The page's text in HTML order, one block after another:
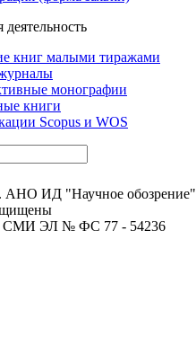
деятельность
книг малыми тиражами
монографии
книги
Scopus и WOS
АНО ИД "Научное
СМИ ЭЛ № ФС 77 - 54236